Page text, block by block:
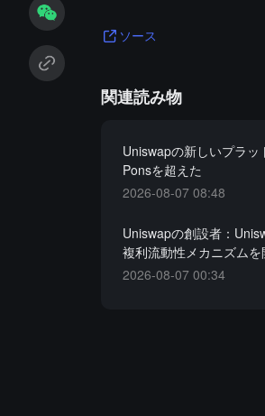
ソース
関連読み物
Uniswapの新しいプラ
Ponsを超えた
2026-08-07 08:48
Uniswapの創設者：
複利流動性メカニズムを
2026-08-07 00:34